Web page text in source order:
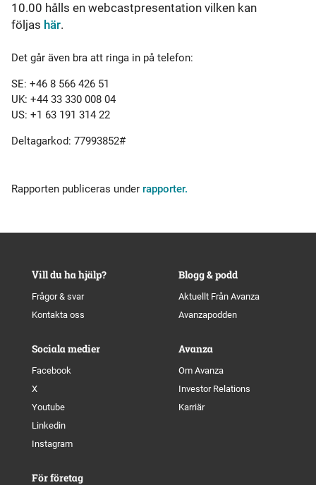
10.00 hålls en webcastpresentation vilken kan
följas här.
Det går även bra att ringa in på telefon:
SE: +46 8 566 426 51
UK: +44 33 330 008 04
US: +1 63 191 314 22
Deltagarkod: 77993852#
Rapporten publiceras under rapporter.
Vill du ha hjälp?
Frågor & svar
Kontakta oss
Blogg & podd
Aktuellt Från Avanza
Avanzapodden
Sociala medier
Facebook
X
Youtube
Linkedin
Instagram
Avanza
Om Avanza
Investor Relations
Karriär
För företag